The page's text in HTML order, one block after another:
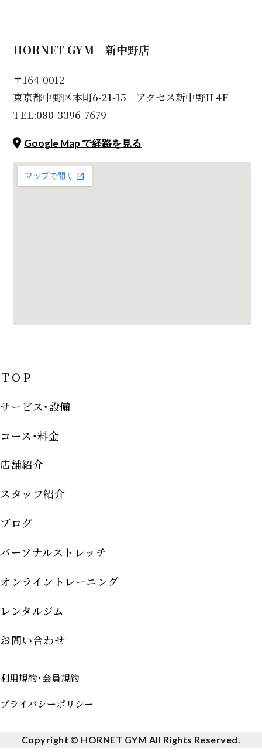
HORNET GYM 新中野店
〒164-0012
東京都中野区本町6-21-15 アクセス新中野II 4F
TEL:080-3396-7679
Google Map で経路を見る
ＴＯＰ
サービス･設備
コース･料金
店舗紹介
スタッフ紹介
ブログ
パーソナルストレッチ
オンライントレーニング
レンタルジム
お問い合わせ
利用規約･会員規約
プライバシーポリシー
Copyright © HORNET GYM All Rights Reserved.